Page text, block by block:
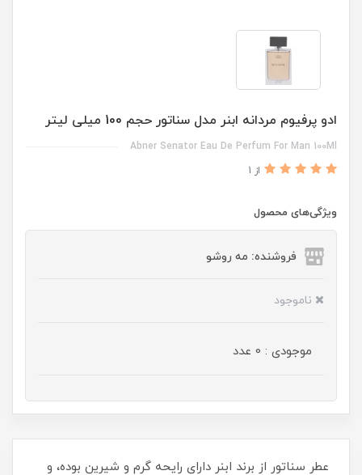
ادو پرفیوم مردانه ابنر مدل سناتور حجم 100 میلی لیتر
Abner Senator Eau De Perfum For Man 100Ml
از 1
ویژگی‌های محصول
فروشنده: مه رو‌شو
ناموجود
موجودی : 0 عدد
عطر سناتور از برند ابنر دارای رایحه گرم و شیرین بوده، و